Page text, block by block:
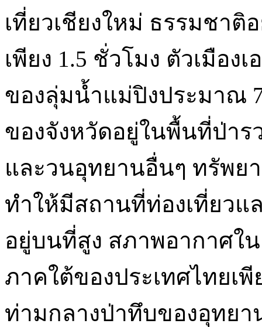
เที่ยวเชียงใหม่ ธรรมชาติ
เพียง 1.5 ชั่วโมง ตัวเมือง
ของลุ่มน้ำแม่ปิงประมาณ
ของจังหวัดอยู่ในพื้นที่ป่าร
และวนอุทยานอื่นๆ ทรัพ
ทำให้มีสถานที่ท่องเที่ยวแ
อยู่บนที่สูง สภาพอากาศใ
ภาคใต้ของประเทศไทยเ
ท่ามกลางป่าทึบของอุทย